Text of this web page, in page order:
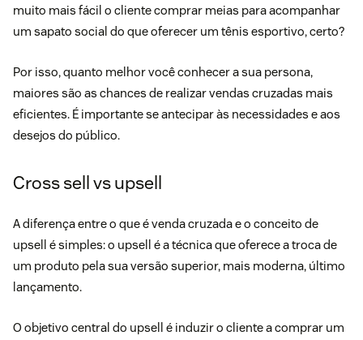
muito mais fácil o cliente comprar meias para acompanhar
um sapato social do que oferecer um tênis esportivo, certo?
Por isso, quanto melhor você conhecer a sua persona,
maiores são as chances de realizar vendas cruzadas mais
eficientes. É importante se antecipar às necessidades e aos
desejos do público.
Cross sell vs upsell
A diferença entre o que é venda cruzada e o conceito de
upsell é simples: o upsell é a técnica que oferece a troca de
um produto pela sua versão superior, mais moderna, último
lançamento.
O objetivo central do upsell é induzir o cliente a comprar um